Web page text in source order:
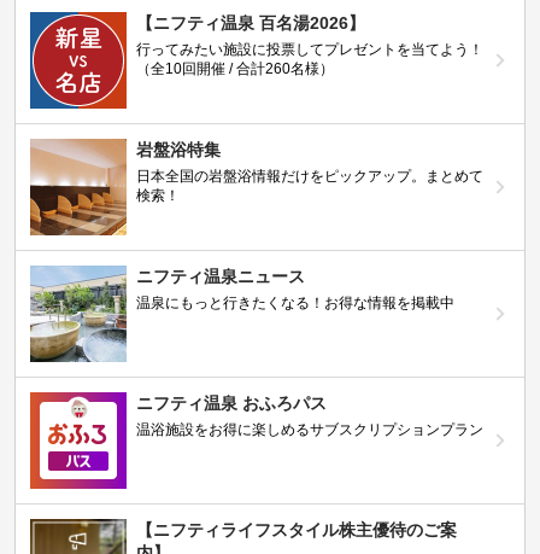
【ニフティ温泉 百名湯2026】
行ってみたい施設に投票してプレゼントを当てよう！
（全10回開催 / 合計260名様）
岩盤浴特集
日本全国の岩盤浴情報だけをピックアップ。まとめて
検索！
ニフティ温泉ニュース
温泉にもっと行きたくなる！お得な情報を掲載中
ニフティ温泉 おふろパス
温浴施設をお得に楽しめるサブスクリプションプラン
【ニフティライフスタイル株主優待のご案